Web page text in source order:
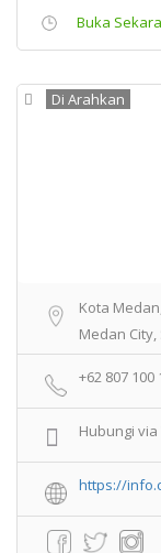
Buka
Di Arahkan
Kota
Medan
+62 807 100
Hubungi
https://